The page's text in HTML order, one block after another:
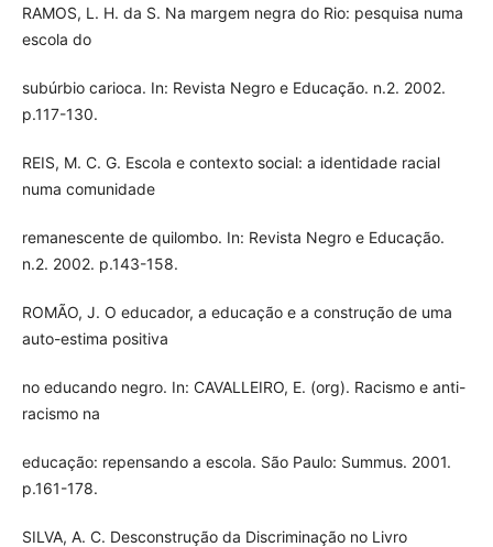
RAMOS, L. H. da S. Na margem negra do Rio: pesquisa numa
escola do
subúrbio carioca. In: Revista Negro e Educação. n.2. 2002.
p.117-130.
REIS, M. C. G. Escola e contexto social: a identidade racial
numa comunidade
remanescente de quilombo. In: Revista Negro e Educação.
n.2. 2002. p.143-158.
ROMÃO, J. O educador, a educação e a construção de uma
auto-estima positiva
no educando negro. In: CAVALLEIRO, E. (org). Racismo e anti-
racismo na
educação: repensando a escola. São Paulo: Summus. 2001.
p.161-178.
SILVA, A. C. Desconstrução da Discriminação no Livro